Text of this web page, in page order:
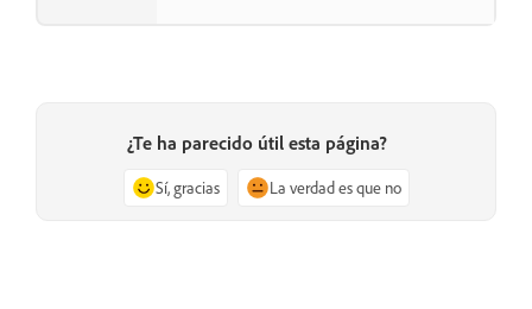
¿Te ha parecido útil esta página?
Sí, gracias La verdad es que no